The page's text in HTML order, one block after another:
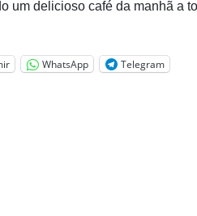
um delicioso café da manhã a
WhatsApp Telegram